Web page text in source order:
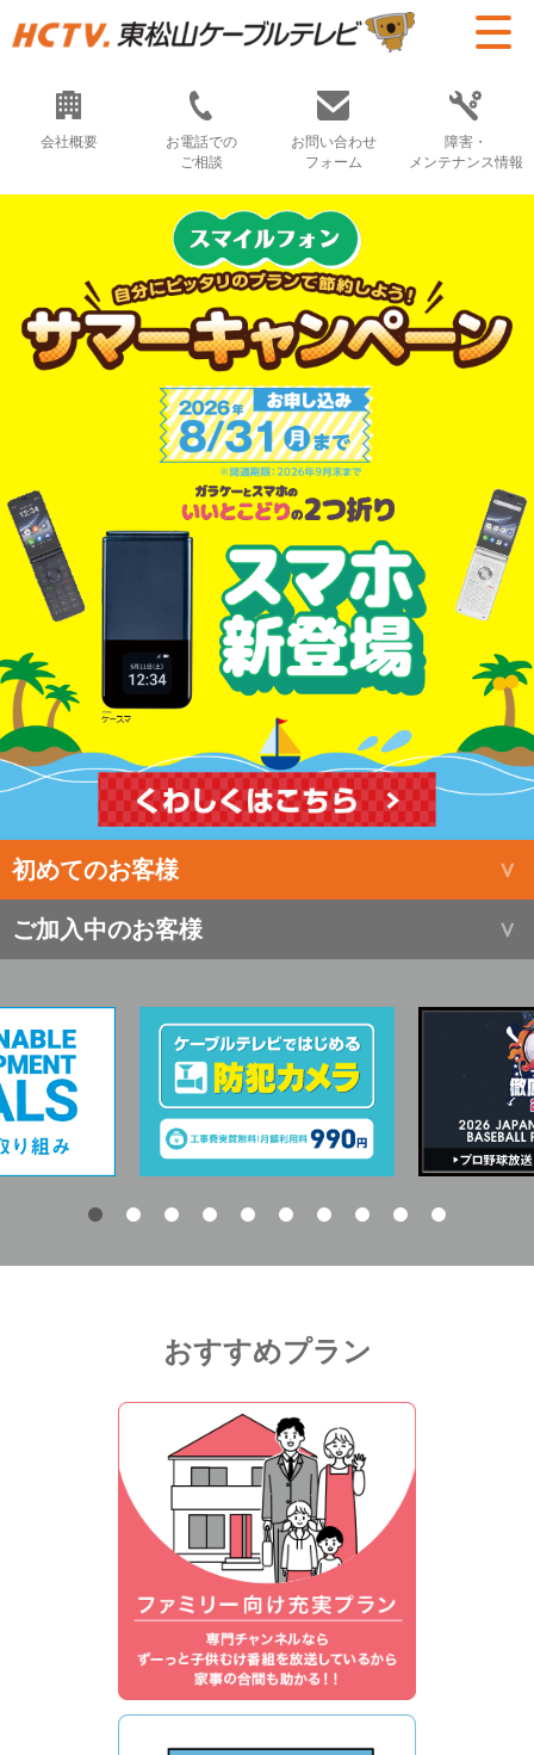
会社概要
お電話での
ご相談
お問い合わせ
フォーム
障害・
メンテナンス情報
初めてのお客様
ご加入中のお客様
おすすめプラン